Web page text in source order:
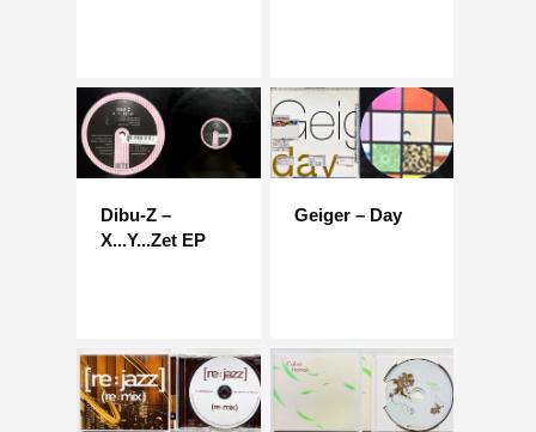
Dibu-Z –
X...Y...Zet EP
Geiger – Day